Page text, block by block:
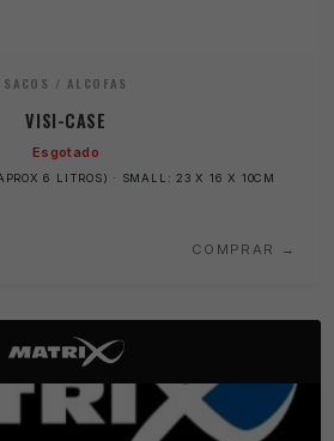
SACOS / ALCOFAS
VISI-CASE
Esgotado
6 LITROS) · SMALL: 23 X 16 X 10CM
COMPRAR